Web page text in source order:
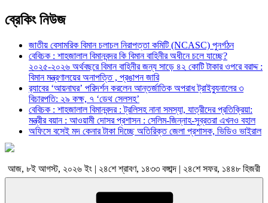
ব্রেকিং নিউজ
জাতীয় বেসামরিক বিমান চলাচল নিরাপত্তা কমিটি (NCASC) পুনর্গঠন
বেবিচক : শাহজালাল বিমানবন্দর কি বিমান বাহিনীর অধীনে চলে যাচ্ছে?
২০২৫-২০২৬ অর্থবছরে বিমান বাহিনীর জন্য সাড়ে ৪২ কোটি টাকার ওপরে বরাদ্দ :
বিমান মন্ত্রণালয়ের অনাপত্তি , প্রঙাপন জারি
র‍্যাবের ‘আয়নাঘর’ পরিদর্শন করলেন আন্তর্জাতিক অপরাধ ট্রাইব্যুনালের ৩
বিচারপতি: ২৯ কক্ষ, ৭ ‘ডেথ সেলসহ’
বেবিচক : শাহজালাল বিমানবন্দর : ট্রলিসহ নানা সমস্যা, যাত্রীদের প্রতিক্রিয়া:
মন্ত্রীর বয়ান : আওয়ামী দোসর প্রশাসন : সেলিম-জিন্নাহ-সুব্রতরা এখনও বহাল
অফিসে বসেই মদ কেনার টাকা দিচ্ছে অতিরিক্ত জেলা প্রশাসক, ভিডিও ভাইরাল
আজ, ৮ই আগস্ট, ২০২৬ ইং | ২৪শে শ্রাবণ, ১৪৩৩ বঙ্গাব্দ | ২৪শে সফর, ১৪৪৮ হিজরী